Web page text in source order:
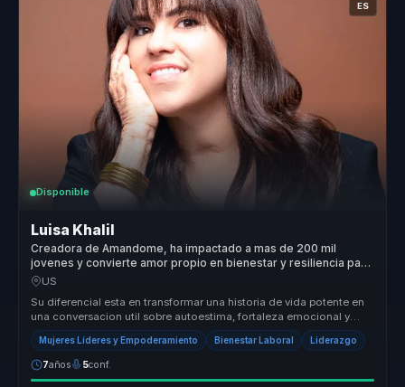
ES
Disponible
Luisa Khalil
Creadora de Amandome, ha impactado a mas de 200 mil
jovenes y convierte amor propio en bienestar y resiliencia para
equipos.
US
Su diferencial esta en transformar una historia de vida potente en
una conversacion util sobre autoestima, fortaleza emocional y
accion. ...
Mujeres Líderes y Empoderamiento Bienestar Laboral Liderazgo
7años 5conf.